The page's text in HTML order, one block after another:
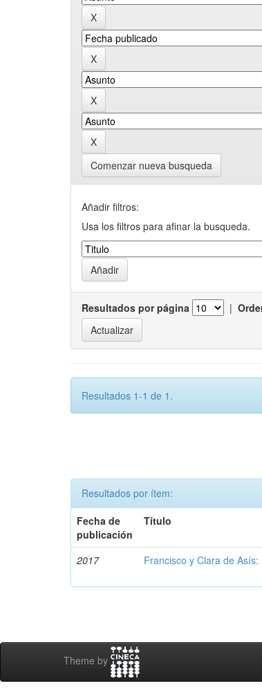
Comenzar nueva busqueda
Añadir filtros:
Usa los filtros para afinar la busqueda.
Resultados por página |
Resultados 1-1 de 1.
Resultados por ítem:
Fecha de
publicación
Título
2017 Francisco y Clara de Asís:
Theme by